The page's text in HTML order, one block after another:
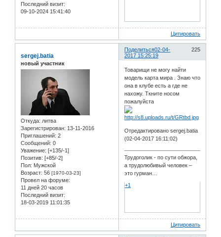
Последний визит:
09-10-2024 15:41:40
Цитировать
Поделиться 225
02-04-
2017 15:25:19
sergej.batia
новый участник
Откуда: литва
Зарегистрирован: 13-11-2016
Приглашений: 2
Сообщений: 0
Уважение: [+135/-1]
Позитив: [+85/-2]
Пол: Мужской
Возраст: 56 [1970-03-23]
Провел на форуме:
11 дней 20 часов
Последний визит:
18-03-2019 11:01:35
Товарищи не могу найти
модель карта мира . Знаю что
она в клубе есть а где не
нахожу. Ткните носом
пожалуйста
Отредактировано sergej.batia
(02-04-2017 16:11:02)
Трудоголик - по сути обжора,
а трудолюбивый человек –
это гурман…
+1
Цитировать